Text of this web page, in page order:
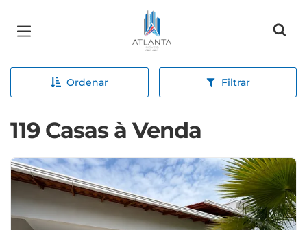
Página inicial
Ordenar Filtrar
119 Casas à Venda